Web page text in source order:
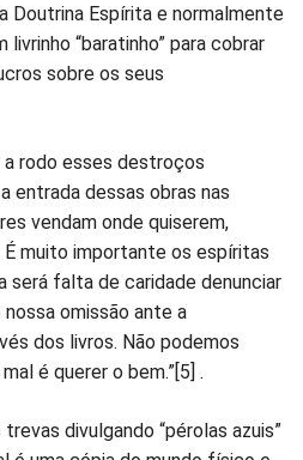
Doutrina Espírita e normalmente
“baratinho” para cobrar
sobre os seus
rodo esses destroços
entrada dessas obras nas
vendam onde quiserem,
muito importante os espíritas
será falta de caridade denunciar
omissão ante a
dos livros. Não podemos
é querer o bem.”[5] .
divulgando “pérolas azuis”